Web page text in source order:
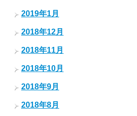
2019年1月
2018年12月
2018年11月
2018年10月
2018年9月
2018年8月